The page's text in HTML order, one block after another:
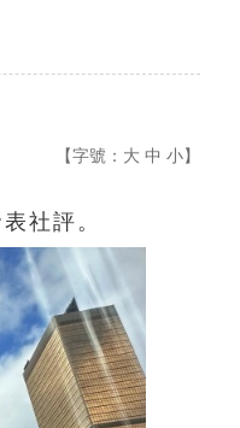
【字號： 大 中 小】
社評。